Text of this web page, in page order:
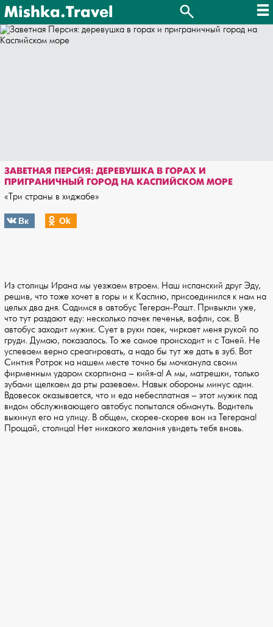
Mishka.Travel
ЗАВЕТНАЯ ПЕРСИЯ: ДЕРЕВУШКА В ГОРАХ И
ПРИГРАНИЧНЫЙ ГОРОД НА КАСПИЙСКОМ МОРЕ
«Три страны в хиджабе»
Вк Оk
Из столицы Ирана мы уезжаем втроем. Наш испанский друг Эду,
решив, что тоже хочет в горы и к Каспию, присоединился к нам на
целых два дня. Садимся в автобус Тегеран-Рашт. Привыкли уже,
что тут раздают еду: несколько пачек печенья, вафли, сок. В
автобус заходит мужик. Сует в руки паек, чиркает меня рукой по
груди. Думаю, показалось. То же самое происходит и с Таней. Не
успеваем верно среагировать, а надо бы тут же дать в зуб. Вот
Синтия Ротрок на нашем месте точно бы мочканула своим
фирменным ударом скорпиона – кийя-а! А мы, матрешки, только
зубами щелкаем да рты разеваем. Навык обороны минус один.
Вдовесок оказывается, что и еда небесплатная – этот мужик под
видом обслуживающего автобус попытался обмануть. Водитель
выкинул его на улицу. В общем, скорее-скорее вон из Тегерана!
Прощай, столица! Нет никакого желания увидеть тебя вновь.